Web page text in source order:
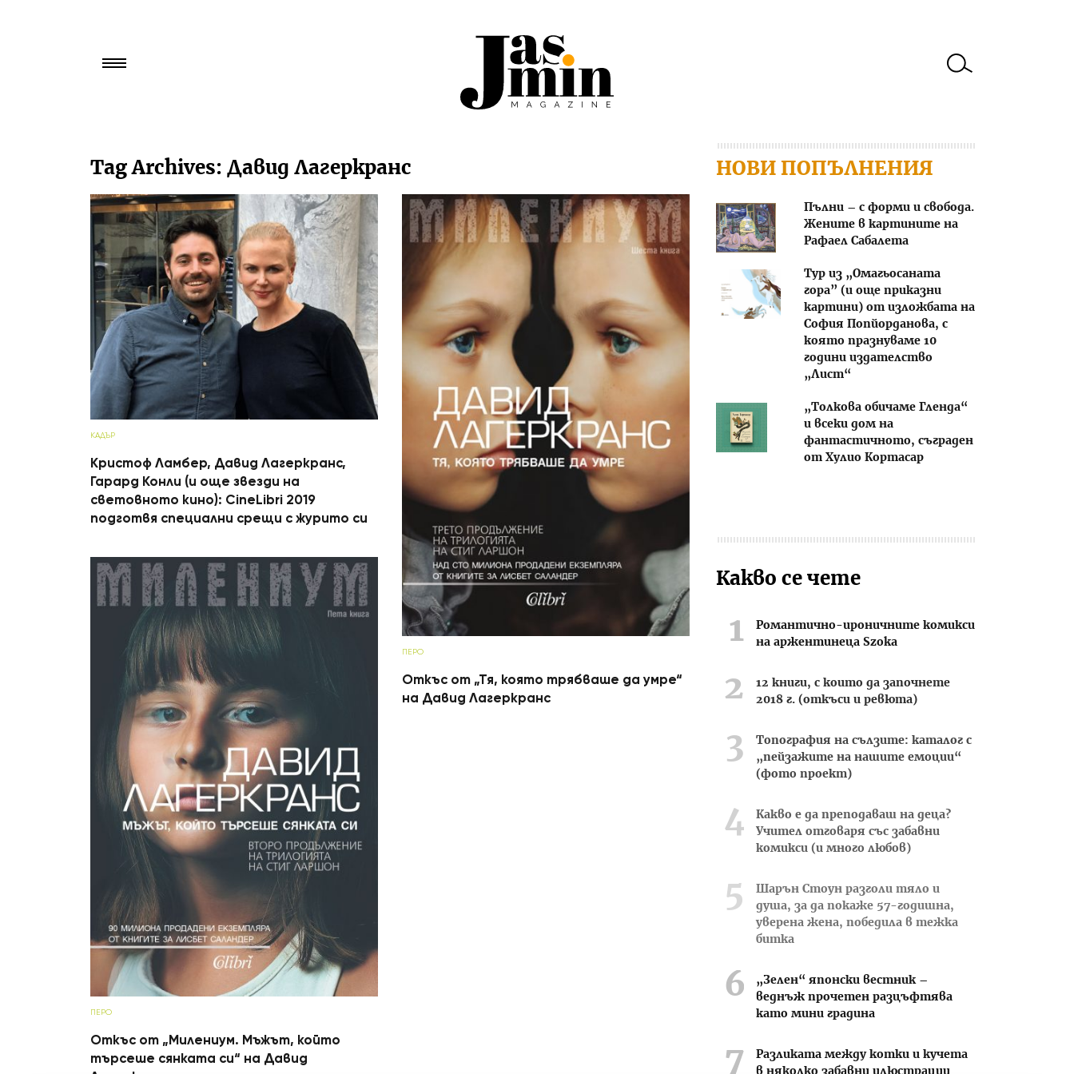
за:
Tag Archives: Давид Лагеркранс
КАДЪР
Кристоф Ламбер, Давид Лагеркранс,
Гарард Конли (и още звезди на
световното кино): CineLibri 2019
подготвя специални срещи с журито си
ПЕРО
Откъс от „Тя, която трябваше да умре“
на Давид Лагеркранс
ПЕРО
Откъс от „Милениум. Мъжът, който
търсеше сянката си“ на Давид
НОВИ ПОПЪЛНЕНИЯ
Пълни – с форми и свобода.
Жените в картините на
Рафаел Сабалета
Тур из „Омагьосаната
гора” (и още приказни
картини) от изложбата на
София Попйорданова, с
която празнуваме 10
години издателство
„Лист“
„Толкова обичаме Гленда“
и всеки дом на
фантастичното, съграден
от Хулио Кортасар
Какво се чете
Романтично-ироничните комикси
на аржентинеца Szoka
12 книги, с които да започнете
2018 г. (откъси и ревюта)
Топография на сълзите: каталог с
„пейзажите на нашите емоции“
(фото проект)
Какво е да преподаваш на деца?
Учител отговаря със забавни
комикси (и много любов)
Шарън Стоун разголи тяло и
душа, за да покаже 57-годишна,
уверена жена, победила в тежка
битка
„Зелен“ японски вестник –
веднъж прочетен разцъфтява
като мини градина
Разликата между котки и кучета
в няколко забавни илюстрации